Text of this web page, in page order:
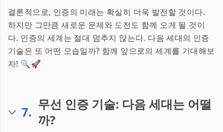
결론적으로, 인증의 미래는 확실히 더욱 발전할 것이다.
하지만 그만큼 새로운 문제와 도전도 함께 오게 될 것이
다. 인증의 세계는 절대 멈추지 않는다. 다음 세대의 인증
기술은 또 어떤 모습일까? 함께 앞으로의 세계를 기대해보
자! 🔍🚀
7. 무선 인증 기술: 다음 세대는 어떨
까?